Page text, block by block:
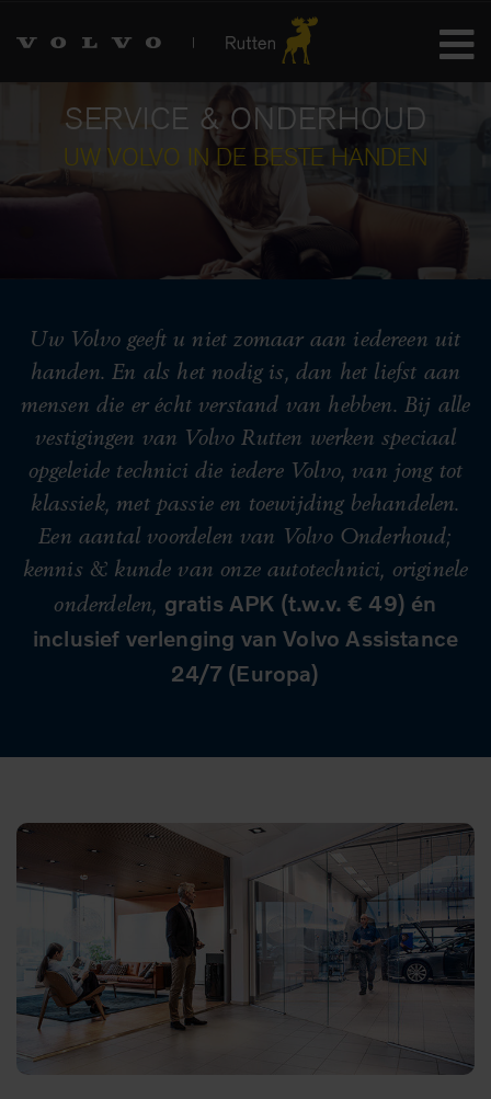
SERVICE & ONDERHOUD
UW VOLVO IN DE BESTE HANDEN
Uw Volvo geeft u niet zomaar aan iedereen uit
handen. En als het nodig is, dan het liefst aan
mensen die er écht verstand van hebben. Bij alle
vestigingen van Volvo Rutten werken speciaal
opgeleide technici die iedere Volvo, van jong tot
klassiek, met passie en toewijding behandelen.
Een aantal voordelen van Volvo Onderhoud;
kennis & kunde van onze autotechnici, originele
onderdelen, gratis APK (t.w.v. € 49) én
inclusief verlenging van Volvo Assistance
24/7 (Europa)